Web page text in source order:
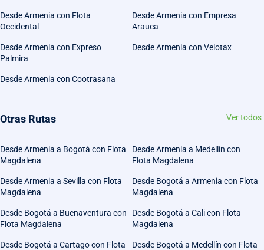
Desde Armenia con Flota
Occidental
Desde Armenia con Empresa
Arauca
Desde Armenia con Expreso
Palmira
Desde Armenia con Velotax
Desde Armenia con Cootrasana
Otras Rutas Ver todos
Desde Armenia a Bogotá con Flota
Magdalena
Desde Armenia a Medellín con
Flota Magdalena
Desde Armenia a Sevilla con Flota
Magdalena
Desde Bogotá a Armenia con Flota
Magdalena
Desde Bogotá a Buenaventura con
Flota Magdalena
Desde Bogotá a Cali con Flota
Magdalena
Desde Bogotá a Cartago con Flota
Desde Bogotá a Medellín con Flota